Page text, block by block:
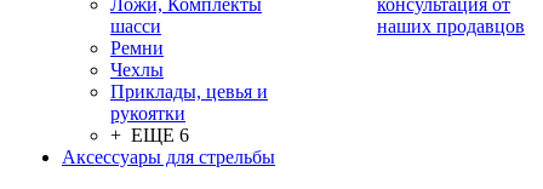
Ложи, Комплекты
шасси
Ремни
Чехлы
Приклады, цевья и
рукоятки
+ ЕЩЕ 6
Аксессуары для стрельбы
консультация от
наших продавцов